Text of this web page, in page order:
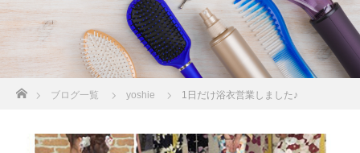
ブログ一覧 yoshie 1日だけ浴衣営業しました♪